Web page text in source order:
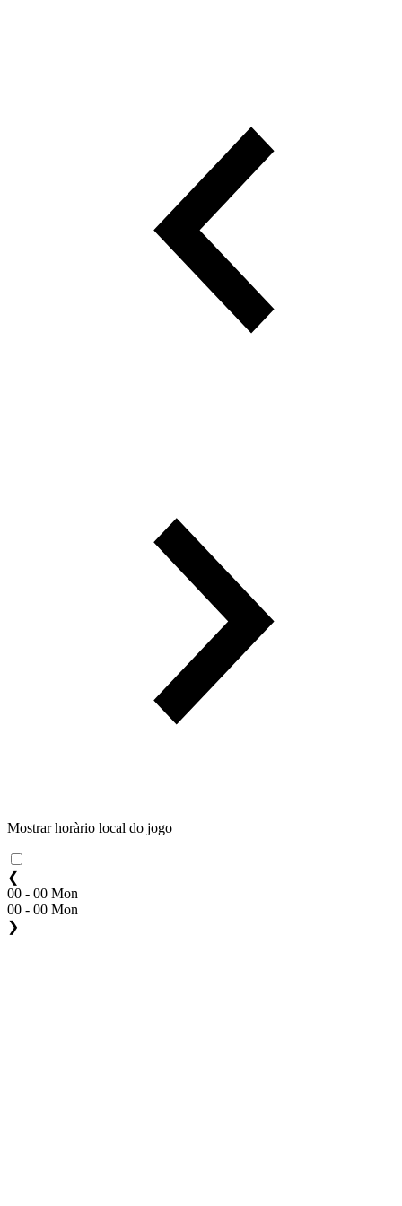
Mostrar horàrio local do jogo
❮
00 - 00 Mon
00 - 00 Mon
❯